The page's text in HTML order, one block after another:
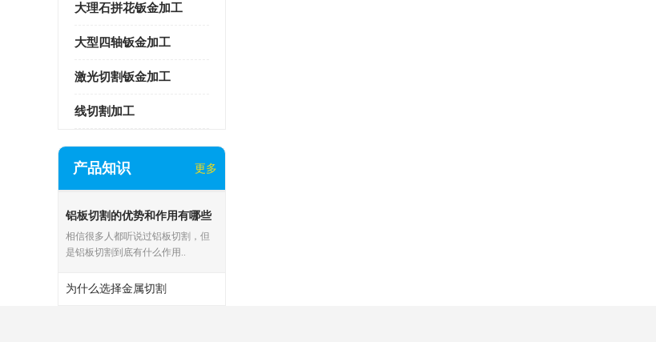
大理石拼花钣金加工
大型四轴钣金加工
激光切割钣金加工
线切割加工
产品知识 更多
铝板切割的优势和作用有哪些
相信很多人都听说过铝板切割，但
是铝板切割到底有什么作用..
为什么选择金属切割